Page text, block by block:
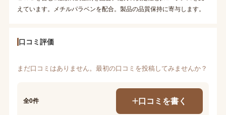
えています。メチルパラベンを配合。製品の品質保持に寄与します。
口コミ評価
まだ口コミはありません。最初の口コミを投稿してみませんか？
全0件 口コミを書く